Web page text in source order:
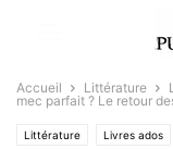
Accueil Littérature
mec parfait ? Le retour
Littérature Livres ados